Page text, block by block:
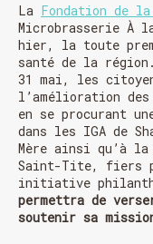
La Fondation de la
Microbrasserie À
hier, la toute
santé de la
31 mai, les
l’amélioration
en se procurant
dans les IGA de
Mère ainsi qu’à
Saint-Tite, fiers
initiative
permettra de
soutenir sa